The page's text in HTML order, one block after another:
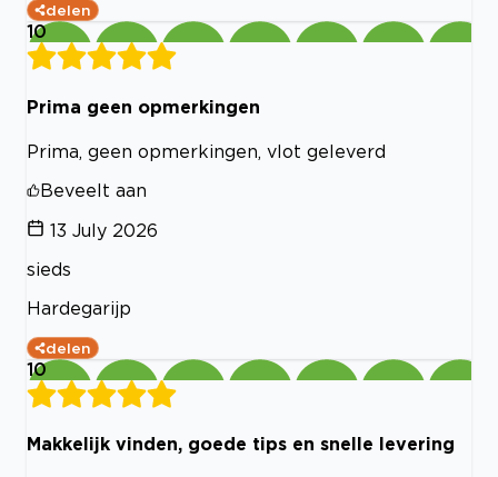
delen
10
Prima geen opmerkingen
Prima, geen opmerkingen, vlot geleverd
Beveelt aan
13 July 2026
sieds
Hardegarijp
delen
10
Makkelijk vinden, goede tips en snelle levering